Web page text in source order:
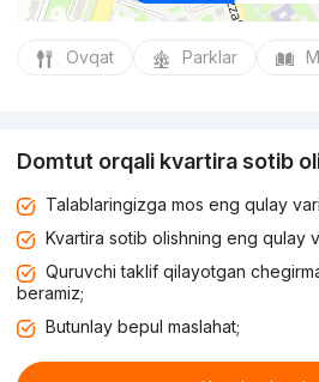
Ovqat Parklar
Domtut orqali kvartira sotib
Talablaringizga mos eng qulay
Kvartira sotib olishning eng qulay
Quruvchi taklif qilayotgan
beramiz;
Butunlay bepul maslahat;